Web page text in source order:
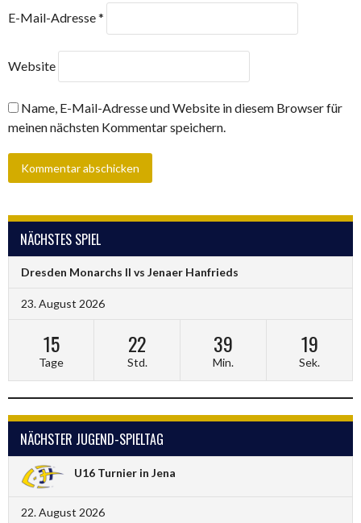
E-Mail-Adresse*
Website
Name, E-Mail-Adresse und Website in diesem Browser für
meinen nächsten Kommentar speichern.
NÄCHSTES SPIEL
Dresden Monarchs II vs Jenaer Hanfrieds
23. August 2026
15
Tage
22
Std.
39
Min.
18
Sek.
NÄCHSTER JUGEND-SPIELTAG
U16 Turnier in Jena
22. August 2026